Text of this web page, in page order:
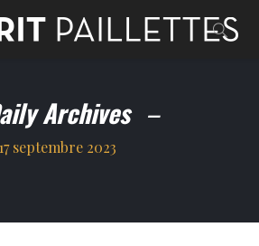
Archives
17 septembre 2023